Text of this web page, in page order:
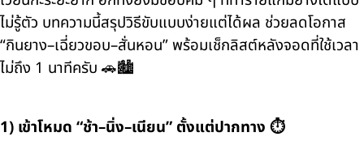
ไม่รู้ตัว บทความนี้สรุปวิธีขับแบบง่ายแต่ได้ผล ช่วยลดโอกาส
“กินยาง–เฉี่ยวขอบ–สั่นหอน” พร้อมเช็กลิสต์หลังจอดที่ใช้เวลา
ไม่ถึง 1 นาทีครับ 🚗🏙️
1) เข้าโหมด “ช้า–นิ่ง–เนียน” ตั้งแต่ปากทาง ⏱️